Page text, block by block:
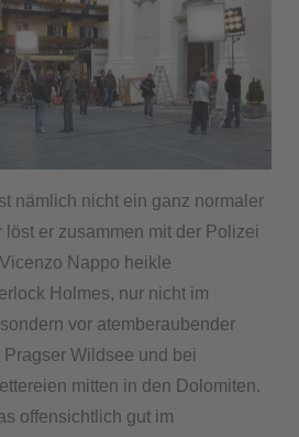
nämlich nicht ein ganz normaler
löst er zusammen mit der Polizei
Nappo heikle
Holmes, nur nicht im
vor atemberaubender
Wildsee und bei
mitten in den Dolomiten.
offensichtlich gut im